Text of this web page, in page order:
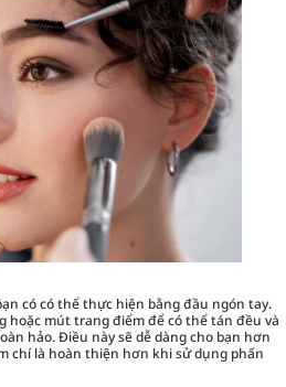
có có thể thực hiện bằng đầu ngón tay.
hoặc mút trang điểm để có thể tán đều và
hảo. Điều này sẽ dễ dàng cho bạn hơn
chí là hoàn thiện hơn khi sử dụng phấn